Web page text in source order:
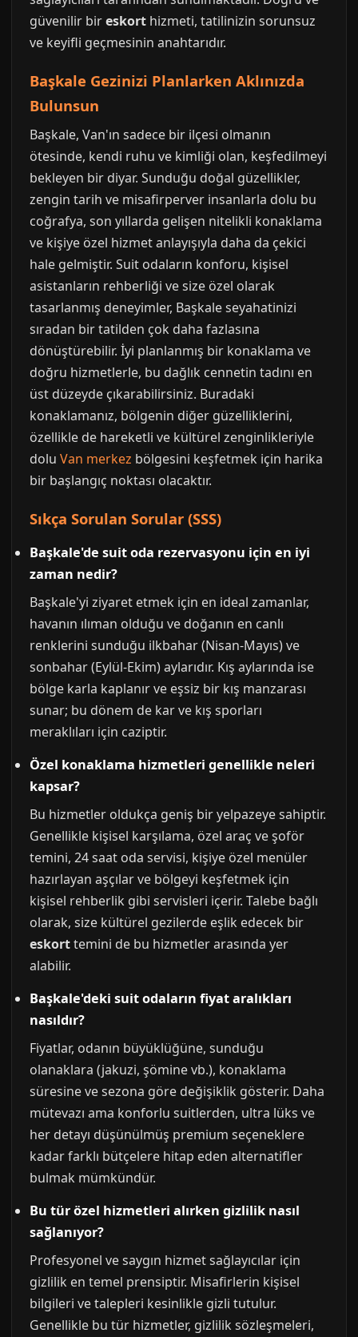
güvenilir bireskort hizmeti, tatilinizin sorunsuz
ve keyifli geçmesinin anahtarıdır.
Başkale Gezinizi Planlarken Aklınızda
Bulunsun
Başkale, Van'ın sadece bir ilçesi olmanın
ötesinde, kendi ruhu ve kimliği olan, keşfedilmeyi
bekleyen bir diyar. Sunduğu doğal güzellikler,
zengin tarih ve misafirperver insanlarla dolu bu
coğrafya, son yıllarda gelişen nitelikli konaklama
ve kişiye özel hizmet anlayışıyla daha da çekici
hale gelmiştir. Suit odaların konforu, kişisel
asistanların rehberliği ve size özel olarak
tasarlanmış deneyimler, Başkale seyahatinizi
sıradan bir tatilden çok daha fazlasına
dönüştürebilir. İyi planlanmış bir konaklama ve
doğru hizmetlerle, bu dağlık cennetin tadını en
üst düzeyde çıkarabilirsiniz. Buradaki
konaklamanız, bölgenin diğer güzelliklerini,
özellikle de hareketli ve kültürel zenginlikleriyle
dolu Van merkez bölgesini keşfetmek için harika
bir başlangıç noktası olacaktır.
Sıkça Sorulan Sorular (SSS)
Başkale'de suit oda rezervasyonu için en iyi
zaman nedir?
Başkale'yi ziyaret etmek için en ideal zamanlar,
havanın ılıman olduğu ve doğanın en canlı
renklerini sunduğu ilkbahar (Nisan-Mayıs) ve
sonbahar (Eylül-Ekim) aylarıdır. Kış aylarında ise
bölge karla kaplanır ve eşsiz bir kış manzarası
sunar; bu dönem de kar ve kış sporları
meraklıları için caziptir.
Özel konaklama hizmetleri genellikle neleri
kapsar?
Bu hizmetler oldukça geniş bir yelpazeye sahiptir.
Genellikle kişisel karşılama, özel araç ve şoför
temini, 24 saat oda servisi, kişiye özel menüler
hazırlayan aşçılar ve bölgeyi keşfetmek için
kişisel rehberlik gibi servisleri içerir. Talebe bağlı
olarak, size kültürel gezilerde eşlik edecek bir
eskorttemini de bu hizmetler arasında yer
alabilir.
Başkale'deki suit odaların fiyat aralıkları
nasıldır?
Fiyatlar, odanın büyüklüğüne, sunduğu
olanaklara (jakuzi, şömine vb.), konaklama
süresine ve sezona göre değişiklik gösterir. Daha
mütevazı ama konforlu suitlerden, ultra lüks ve
her detayı düşünülmüş premium seçeneklere
kadar farklı bütçelere hitap eden alternatifler
bulmak mümkündür.
Bu tür özel hizmetleri alırken gizlilik nasıl
sağlanıyor?
Profesyonel ve saygın hizmet sağlayıcılar için
gizlilik en temel prensiptir. Misafirlerin kişisel
bilgileri ve talepleri kesinlikle gizli tutulur.
Genellikle bu tür hizmetler, gizlilik sözleşmeleri,